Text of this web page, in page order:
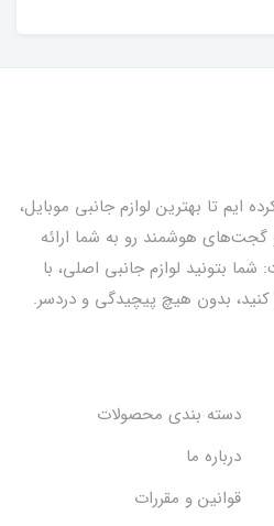
ایم تا بهترین لوازم جانبی موبایل،
گجت‌های هوشمند رو به شما ارائه
بتونید لوازم جانبی اصلی، با
بدون هیچ پیچیدگی و دردسر.
دسته بندی محصولات
درباره ما
قوانین و مقررات